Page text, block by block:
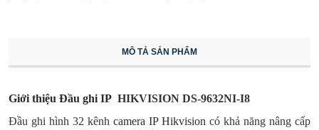
MÔ TẢ SẢN PHẨM
Giới thiệu Đầu ghi IP HIKVISION DS-9632NI-I8
Đầu ghi hình 32 kênh camera IP Hikvision có khả năng nâng cấp